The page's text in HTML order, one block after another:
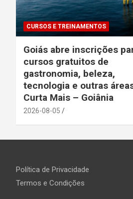
CURSOS E TREINAMENTOS
Goiás abre inscrições
cursos gratuitos de
gastronomia, beleza,
tecnologia e outras
Curta Mais – Goiânia
2026-08-05
Política de Privacidade
Termos e Condições